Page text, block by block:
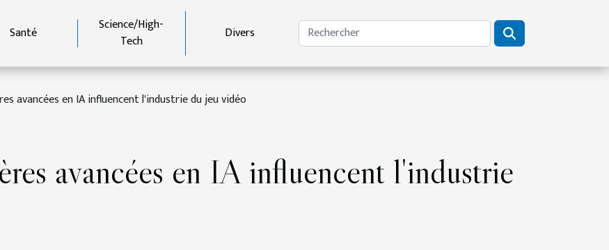
Santé
Science/High-
Tech
Divers
avancées en IA influencent l'industrie du jeu vidéo
avancées en IA influencent l'industrie